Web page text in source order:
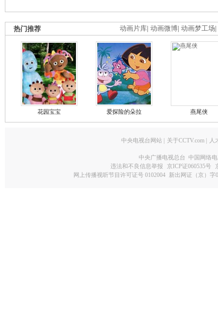
动画片库 动画微博 动画梦工场
热门推荐
花园宝宝 爱探险的朵拉 燕尾侠
中央电视台网站 关于CCTV.com 人
中央广播电视总台 中国网络
违法和不良信息举报
京ICP证060535号
网上传播视听节目许可证号 0102004 新出网证（京）